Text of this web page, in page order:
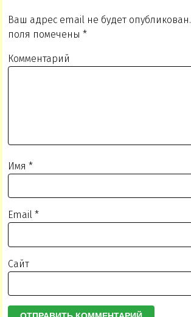
Ваш адрес email не будет опубликован.
поля помечены*
Комментарий
Имя*
Email*
Сайт